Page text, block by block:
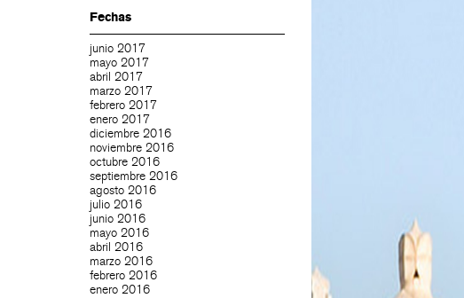
Fechas
junio 2017
mayo 2017
abril 2017
marzo 2017
febrero 2017
enero 2017
diciembre 2016
noviembre 2016
octubre 2016
septiembre 2016
agosto 2016
julio 2016
junio 2016
mayo 2016
abril 2016
marzo 2016
febrero 2016
enero 2016